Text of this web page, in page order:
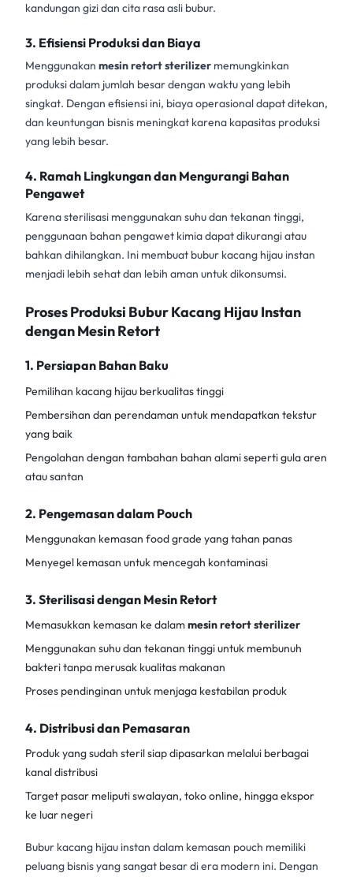
kandungan gizi dan cita rasa asli bubur.
3. Efisiensi Produksi dan Biaya
Menggunakan mesin retort sterilizer memungkinkan
produksi dalam jumlah besar dengan waktu yang lebih
singkat. Dengan efisiensi ini, biaya operasional dapat ditekan,
dan keuntungan bisnis meningkat karena kapasitas produksi
yang lebih besar.
4. Ramah Lingkungan dan Mengurangi Bahan
Pengawet
Karena sterilisasi menggunakan suhu dan tekanan tinggi,
penggunaan bahan pengawet kimia dapat dikurangi atau
bahkan dihilangkan. Ini membuat bubur kacang hijau instan
menjadi lebih sehat dan lebih aman untuk dikonsumsi.
Proses Produksi Bubur Kacang Hijau Instan
dengan Mesin Retort
1. Persiapan Bahan Baku
Pemilihan kacang hijau berkualitas tinggi
Pembersihan dan perendaman untuk mendapatkan tekstur
yang baik
Pengolahan dengan tambahan bahan alami seperti gula aren
atau santan
2. Pengemasan dalam Pouch
Menggunakan kemasan food grade yang tahan panas
Menyegel kemasan untuk mencegah kontaminasi
3. Sterilisasi dengan Mesin Retort
Memasukkan kemasan ke dalammesin retort sterilizer
Menggunakan suhu dan tekanan tinggi untuk membunuh
bakteri tanpa merusak kualitas makanan
Proses pendinginan untuk menjaga kestabilan produk
4. Distribusi dan Pemasaran
Produk yang sudah steril siap dipasarkan melalui berbagai
kanal distribusi
Target pasar meliputi swalayan, toko online, hingga ekspor
ke luar negeri
Bubur kacang hijau instan dalam kemasan pouch memiliki
peluang bisnis yang sangat besar di era modern ini. Dengan